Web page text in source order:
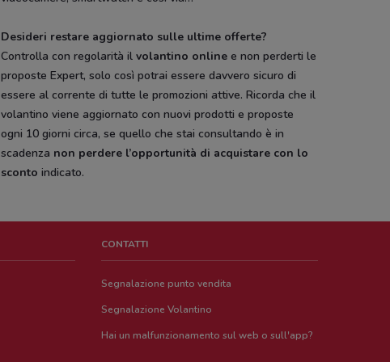
Desideri restare aggiornato sulle ultime offerte?
Controlla con regolarità ilvolantino online e non perderti le
proposte Expert, solo così potrai essere davvero sicuro di
essere al corrente di tutte le promozioni attive. Ricorda che il
volantino viene aggiornato con nuovi prodotti e proposte
ogni 10 giorni circa, se quello che stai consultando è in
scadenza non perdere l’opportunità di acquistare con lo
sconto indicato.
CONTATTI
Segnalazione punto vendita
Segnalazione Volantino
Hai un malfunzionamento sul web o sull'app?